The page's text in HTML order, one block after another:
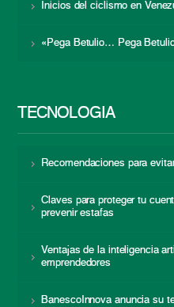
Inicios del ciclismo en
«Pega Betulio… Pega
TECNOLOGÍA
Recomendaciones para
Claves para proteger tu
prevenir estafas
Ventajas de la inteligencia
emprendedores
BanescoInnova anuncia su